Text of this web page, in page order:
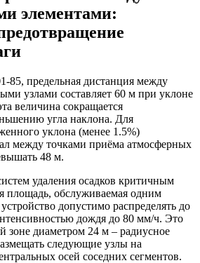
элементами:
85, предельная дистанция между
узлами составляет 60 м при уклоне
величина сокращается
угла наклона. Для
уклона (менее 1.5%)
между точками приёма атмосферных
48 м.
удаления осадков критичным
площадь, обслуживаемая одним
допустимо распределять до
дождя до 80 мм/ч. Это
зоне диаметром 24 м – радиусное
следующие узлы на
осей соседних сегментов.